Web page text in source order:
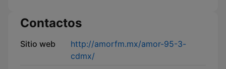
Contactos
Sitio web
http://amorfm.mx/amor-95-3-
cdmx/